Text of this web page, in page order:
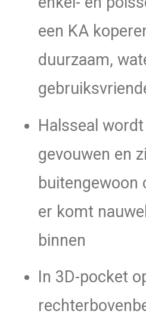
een KA
duurzaam,
Halsseal
gevouwen en
er komt
binnen
In 3D-pocket